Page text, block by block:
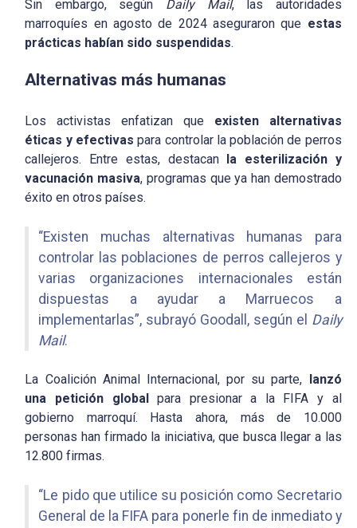
Sin embargo, según Daily Mail, las autoridades
marroquíes en agosto de 2024 aseguraron que estas
prácticas habían sido suspendidas.
Alternativas más humanas
Los activistas enfatizan que existen alternativas
éticas y efectivas para controlar la población de perros
callejeros. Entre estas, destacan la esterilización y
vacunación masiva, programas que ya han demostrado
éxito en otros países.
“Existen muchas alternativas humanas para
controlar las poblaciones de perros callejeros y
varias organizaciones internacionales están
dispuestas a ayudar a Marruecos a
implementarlas”, subrayó Goodall, según el Daily
Mail.
La Coalición Animal Internacional, por su parte, lanzó
una
petición globalpara presionar a la FIFA y al
gobierno marroquí. Hasta ahora, más de 10.000
personas han firmado la iniciativa, que busca llegar a las
12.800 firmas.
“Le pido que utilice su posición como Secretario
General de la FIFA para ponerle fin de inmediato y